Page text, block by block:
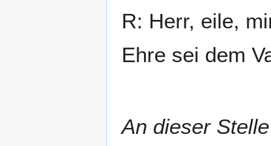
R: Herr, eile,
Ehre sei dem
An dieser